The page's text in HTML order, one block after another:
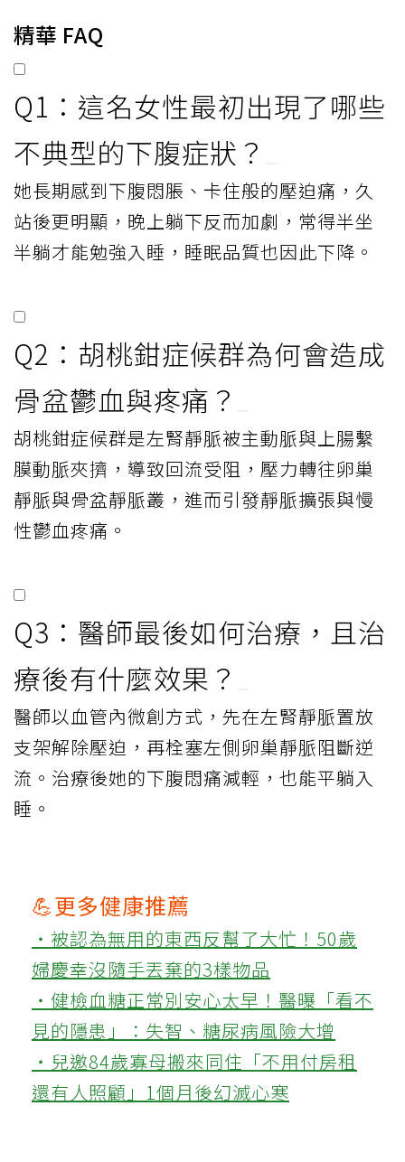
精華 FAQ
Q1：這名女性最初出現了哪些
不典型的下腹症狀？
她長期感到下腹悶脹、卡住般的壓迫痛，久
站後更明顯，晚上躺下反而加劇，常得半坐
半躺才能勉強入睡，睡眠品質也因此下降。
Q2：胡桃鉗症候群為何會造成
骨盆鬱血與疼痛？
胡桃鉗症候群是左腎靜脈被主動脈與上腸繫
膜動脈夾擠，導致回流受阻，壓力轉往卵巢
靜脈與骨盆靜脈叢，進而引發靜脈擴張與慢
性鬱血疼痛。
Q3：醫師最後如何治療，且治
療後有什麼效果？
醫師以血管內微創方式，先在左腎靜脈置放
支架解除壓迫，再栓塞左側卵巢靜脈阻斷逆
流。治療後她的下腹悶痛減輕，也能平躺入
睡。
💪更多健康推薦
‧被認為無用的東西反幫了大忙！50歲
婦慶幸沒隨手丟棄的3樣物品
‧健檢血糖正常別安心太早！醫曝「看不
見的隱患」：失智、糖尿病風險大增
‧兒邀84歲寡母搬來同住「不用付房租
還有人照顧」1個月後幻滅心寒